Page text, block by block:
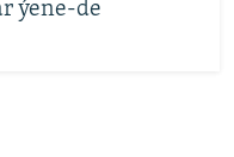
ýene-de